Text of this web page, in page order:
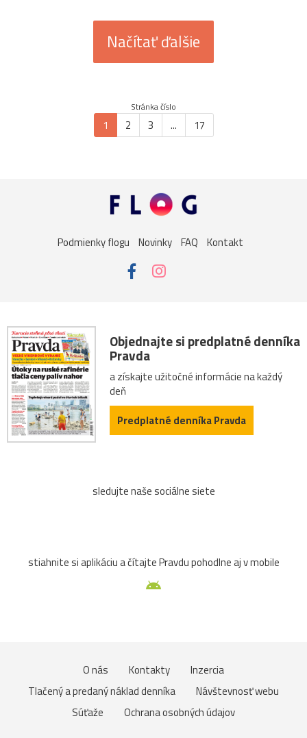
Načítať ďalšie
Stránka číslo
1 2 3 ... 17
Podmienky flogu Novinky FAQ Kontakt
Objednajte si predplatné denníka
Pravda
a získajte užitočné informácie na každý
deň
Predplatné denníka Pravda
sledujte naše sociálne siete
stiahnite si aplikáciu a čítajte Pravdu pohodlne aj v mobile
O nás Kontakty
Inzercia
Tlačený a predaný náklad denníka
Návštevnosť webu
Súťaže
Ochrana osobných údajov